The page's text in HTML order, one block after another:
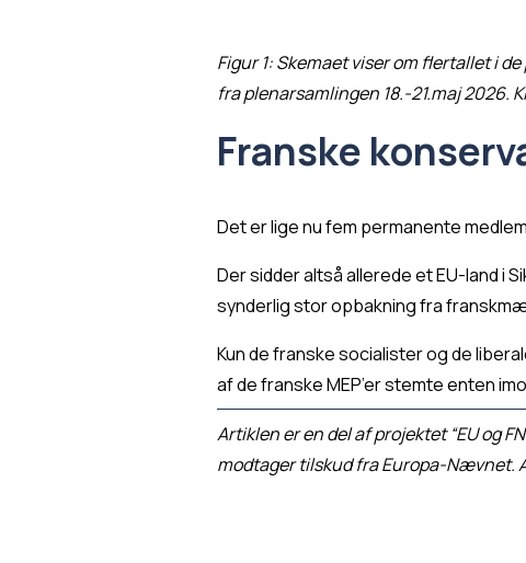
Figur 1: Skemaet viser om flertallet i
fra plenarsamlingen 18.-21.maj 2026.
Franske
Det er lige nu fem permanente
Der sidder altså allerede et EU-land i
synderlig stor opbakning fra
Kun de franske socialister og de
af de franske MEP’er stemte enten
Artiklen er en del af projektet “EU og
modtager tilskud fra Europa-Nævnet.